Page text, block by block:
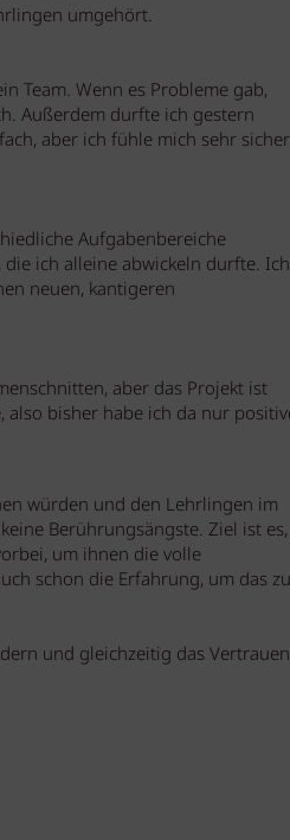
umgehört.
Team. Wenn es Probleme gab,
Außerdem durfte ich gestern
aber ich fühle mich sehr sicher
Aufgabenbereiche
ich alleine abwickeln durfte. Ich
neuen, kantigeren
aber das Projekt ist
bisher habe ich da nur
würden und den Lehrlingen im
Berührungsängste. Ziel ist es,
um ihnen die volle
schon die Erfahrung, um das zu
und gleichzeitig das Vertrauen